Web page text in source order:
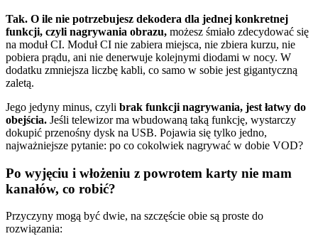
Tak. O ile nie potrzebujesz dekodera dla jednej konkretnej
funkcji, czyli nagrywania obrazu, możesz śmiało zdecydować się
na moduł CI. Moduł CI nie zabiera miejsca, nie zbiera kurzu, nie
pobiera prądu, ani nie denerwuje kolejnymi diodami w nocy. W
dodatku zmniejsza liczbę kabli, co samo w sobie jest gigantyczną
zaletą.
Jego jedyny minus, czyli brak funkcji nagrywania, jest łatwy do
obejścia. Jeśli telewizor ma wbudowaną taką funkcję, wystarczy
dokupić przenośny dysk na USB. Pojawia się tylko jedno,
najważniejsze pytanie: po co cokolwiek nagrywać w dobie VOD?
Po wyjęciu i włożeniu z powrotem karty nie mam
kanałów, co robić?
Przyczyny mogą być dwie, na szczęście obie są proste do
rozwiązania: